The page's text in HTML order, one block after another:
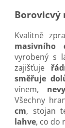
Borovicvý
Kvalitně
masivního
vyrobený s
zajišťuje
směřuje
vínem,
Všechny
cm, stojan
lahve, co do